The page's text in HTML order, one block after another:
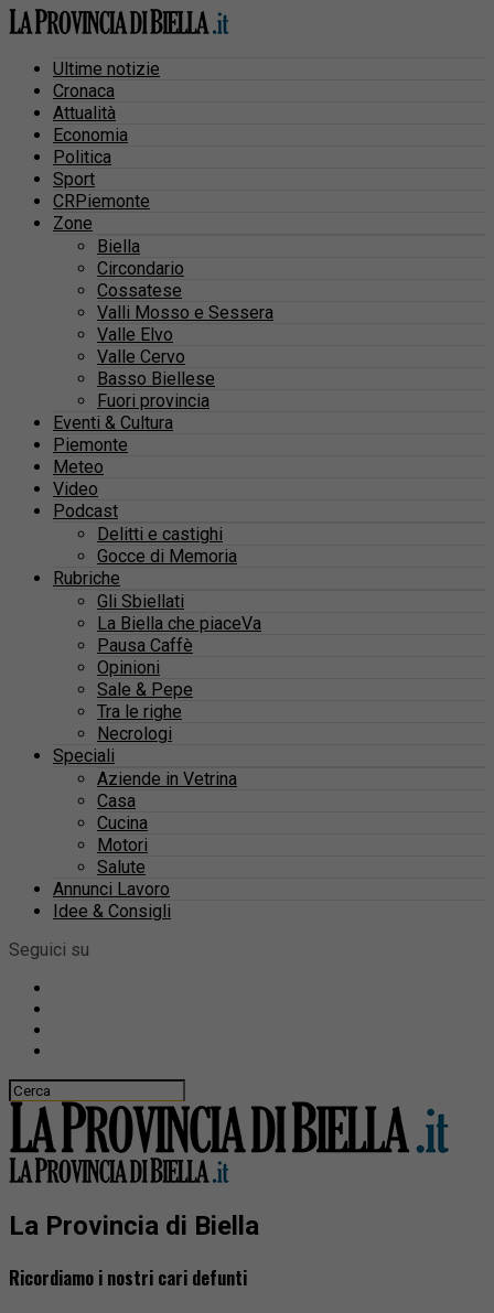
Ultime notizie
Cronaca
Attualità
Economia
Politica
Sport
CRPiemonte
Zone
Biella
Circondario
Cossatese
Valli Mosso e Sessera
Valle Elvo
Valle Cervo
Basso Biellese
Fuori provincia
Eventi & Cultura
Piemonte
Meteo
Video
Podcast
Delitti e castighi
Gocce di Memoria
Rubriche
Gli Sbiellati
La Biella che piaceVa
Pausa Caffè
Opinioni
Sale & Pepe
Tra le righe
Necrologi
Speciali
Aziende in Vetrina
Casa
Cucina
Motori
Salute
Annunci Lavoro
Idee & Consigli
Seguici su
La Provincia di Biella
Ricordiamo i nostri cari defunti